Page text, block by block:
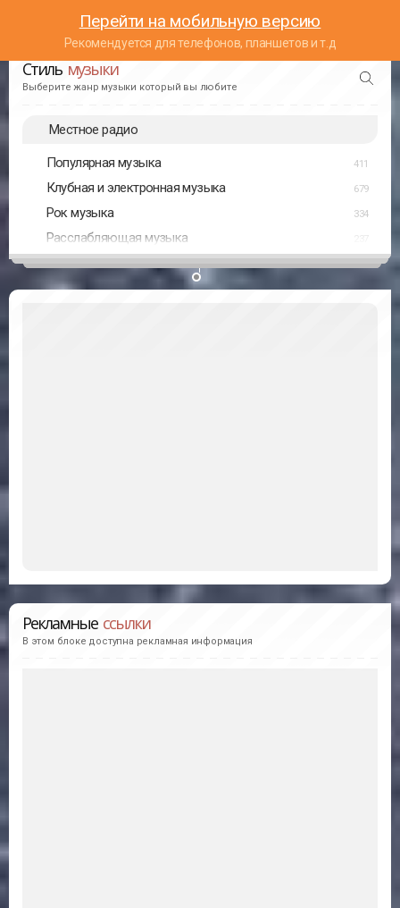
Перейти на мобильную версию
Рекомендуется для телефонов, планшетов и т.д
Стиль музыки
Выберите жанр музыки который вы любите
Местное радио
Популярная музыка 411
Клубная и электронная музыка 679
Рок музыка 334
Расслабляющая музыка
Рекламные ссылки
В этом блоке доступна рекламная информация